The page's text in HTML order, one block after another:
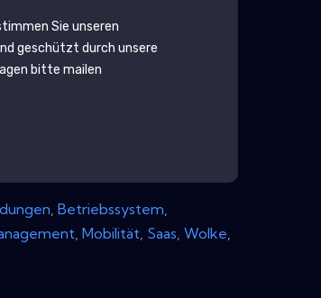
Sie unseren
geschützt durch unsere
bitte mailen
,Betriebssystem,
,Mobilität, Saas,Wolke,